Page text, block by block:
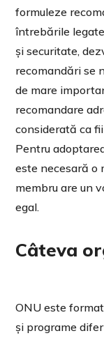
formuleze
întrebările
și securitate,
recomandări se
de mare
recomandare
considerată ca
Pentru
este necesară o
membru are un
egal.
Câteva
ONU este
și programe